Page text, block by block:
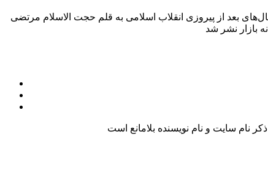
بعد از پیروزی انقلاب اسلامی به قلم حجت الاسلام مرتضی
نام سایت و نام نویسنده بلامانع است